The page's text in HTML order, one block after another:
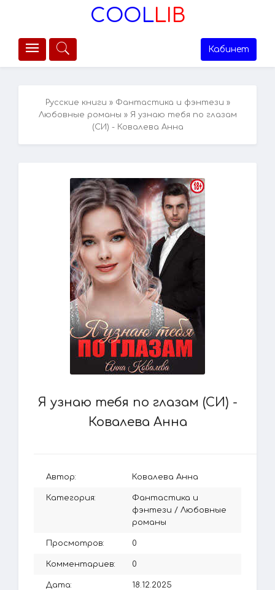
COOLLIB
Кабинет
Русские книги » Фантастика и фэнтези »
Любовные романы » Я узнаю тебя по глазам
(СИ) - Ковалева Анна
Я узнаю тебя по глазам (СИ) -
Ковалева Анна
Автор: Ковалева Анна
Категория:
Фантастика и
фэнтези / Любовные
романы
Просмотров: 0
Комментариев: 0
Дата: 18.12.2025